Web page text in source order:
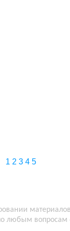
1 2 3 4 5
любым